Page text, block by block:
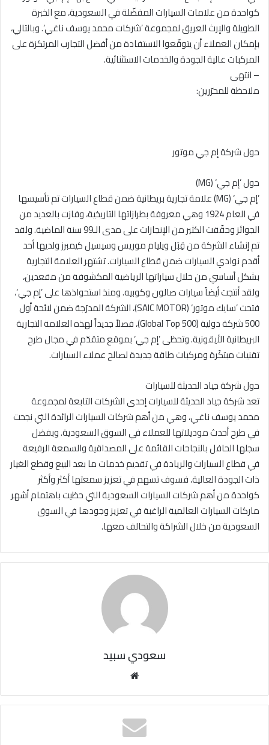
كواحدة من علامات السيارات المفضّلة في السعودية، مع الخبرة
الطويلة والإرث العريق لمجموعة ’شركات محمد يوسف ناغي‘. وبالتالي،
بإمكان العملاء أن يتوقّعوا الاستفادة من أفضل التجارب المرتكزة على
المركبات عالية الجودة والخدمات الاستثنائية.
– انتهى
ملاحظة للمحرّرين:
حول شركة إم جي موتور
حول ’إم جي‘ (MG)
’إم جي‘ (MG) علامة تجارية بريطانية ضمن قطاع السيارات تم تأسيسها
في العام 1924 وهي معروفة بطرازاتها التاريخية، وفازت بالعديد من
الجوائز وحقّقت الكثير من الإنجازات على مدى الـ99 سنة الماضية. ولقد
تم إنشاء الشركة من قِبَل ويليام موريس وسيسيل كيمبرز ولديها أحد
أقدم نوادي السيارات ضمن قطاع السيارات. تشتهر العلامة التجارية
بشكل أساسي من خلال سياراتها الرياضية المكشوفة من مقعدين،
ولقد أنتجت أيضاً سيارات صالون وكوبيه. ومنذ استحواذها على ’إم جي‘،
فتحت ’سايك موتور‘ (SAIC MOTOR)، الشركة المدرَجة ضمن لائحة أول
500 شركة دولية (Global Top 500)، فصلاً جديداً لهذه العلامة التجارية
البريطانية الأيقونية. وتحظى ’إم جي‘ بموقع متقدّم في مجال طرح
تقنيات مبتكَرة ومركبات طاقة جديدة لصالح عملاء السيارات.
حول شركة جياد الحديثة للسيارات
تعد شركة جياد الحديثة للسيارات إحدى الشركات التابعة لمجموعة
محمد يوسف ناغي، وهي من أهم شركات السيارات الرائدة التي نجحت
في طرح أحدث موديلاتها للعملاء في السوق السعودية. وبفضل
سجلها الحافل بالنجاحات القائمة على المصداقية والسمعة الرفيعة
في قطاع السيارات والريادة في تقديم خدمات ما بعد البيع وقطع الغيار
ذات الجودة العالية، فسوف تسهم في تعزيز سمعتها أكثر وأكثر
كواحدة من أهم شركات السيارات السعودية التي حظيت باهتمام أشهر
ماركات السيارات العالمية الراغبة في تعزيز وجودها في السوق
السعودية من خلال الشراكة والتحالف معها.
سعودي سبيد
الوي
ب